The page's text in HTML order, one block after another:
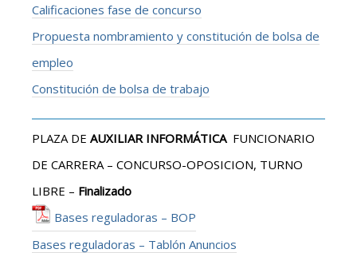
Calificaciones fase de concurso
Propuesta nombramiento y constitución de bolsa de
empleo
Constitución de bolsa de trabajo
PLAZA DE AUXILIAR INFORMÁTICAFUNCIONARIO
DE CARRERA – CONCURSO-OPOSICION, TURNO
LIBRE – Finalizado
Bases reguladoras – BOP
Bases reguladoras – Tablón Anuncios